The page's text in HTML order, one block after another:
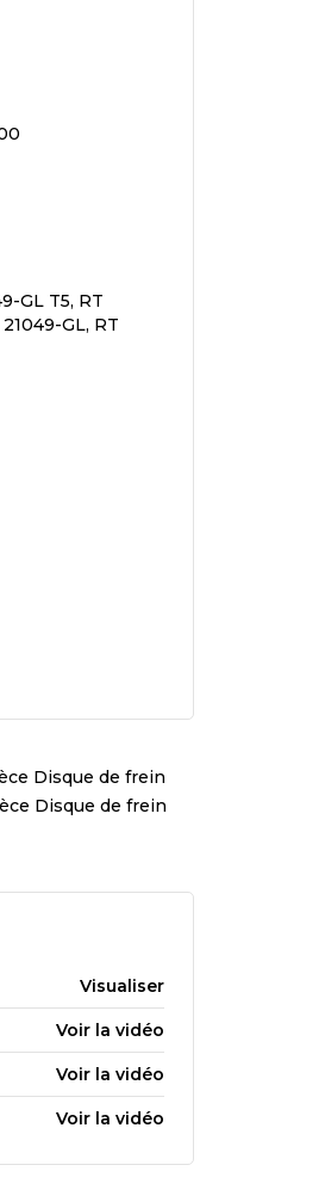
GL T5, RT
GL, RT
Disque de frein
Disque de frein
Visualiser
Voir la vidéo
Voir la vidéo
Voir la vidéo